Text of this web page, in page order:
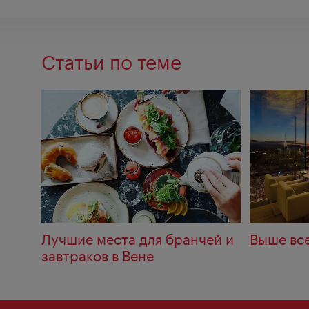
Статьи по теме
Лучшие места для бранчей и
завтраков в Вене
Выше